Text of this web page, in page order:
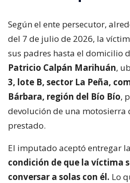
Según el ente persecutor,
del 7 de julio de 2026, la
sus padres hasta el domicilio
Patricio Calpán Marihuán,
3, lote B, sector La Peña,
Bárbara, región del Bío Bío,
devolución de una motosierra
prestado.
El imputado aceptó entregar
condición de que la víctima
conversar a solas con él. Lo